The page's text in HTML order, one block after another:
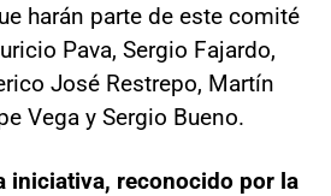
harán parte de este comité
Pava, Sergio Fajardo,
José Restrepo, Martín
Vega y Sergio Bueno.
iniciativa, reconocido por la